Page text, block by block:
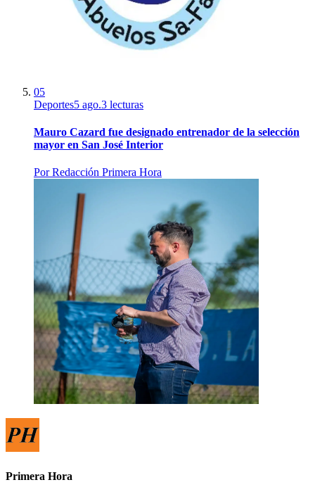
05
Deportes5 ago.3 lecturas
Mauro Cazard fue designado entrenador de la selección
mayor en San José Interior
PorRedacción Primera Hora
Primera Hora